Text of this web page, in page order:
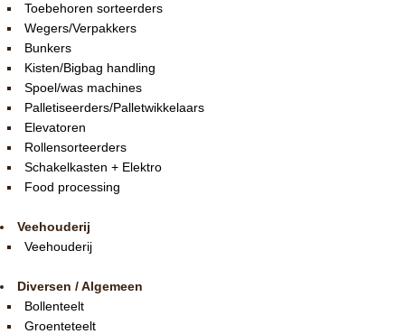
Toebehoren sorteerders
Wegers/Verpakkers
Bunkers
Kisten/Bigbag handling
Spoel/was machines
Palletiseerders/Palletwikkelaars
Elevatoren
Rollensorteerders
Schakelkasten + Elektro
Food processing
Veehouderij
Veehouderij
Diversen / Algemeen
Bollenteelt
Groenteteelt